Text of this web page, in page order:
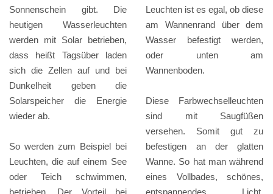
Sonnenschein gibt. Die
heutigen Wasserleuchten
werden mit Solar betrieben,
dass heißt Tagsüber laden
sich die Zellen auf und bei
Dunkelheit geben die
Solarspeicher die Energie
wieder ab.
So werden zum Beispiel bei
Leuchten, die auf einem See
oder Teich schwimmen,
betrieben. Der Vorteil bei
Leuchten ist es egal, ob diese
am Wannenrand über dem
Wasser befestigt werden,
oder unten am
Wannenboden.
Diese Farbwechselleuchten
sind mit Saugfüßen
versehen. Somit gut zu
befestigen an der glatten
Wanne. So hat man während
eines Vollbades, schönes,
entspannendes Licht,